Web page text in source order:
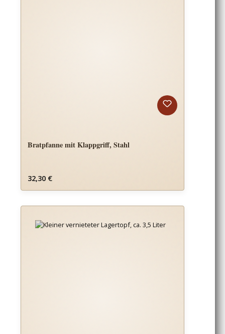
Bratpfanne mit Klappgriff, Stahl
Regulärer Preis:
32,30 €